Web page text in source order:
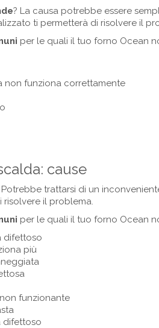
? La causa potrebbe essere
ti permetterà di risolvere il
per le quali il tuo forno Ocean
non funziona correttamente
cause
Potrebbe trattarsi di un
risolvere il problema.
per le quali il tuo forno Ocean
difettoso
più
funzionante
difettoso